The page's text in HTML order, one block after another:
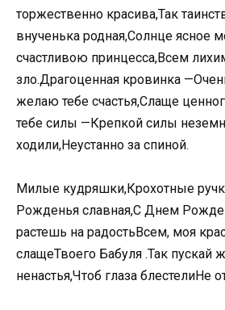
торжественно красива,Так
внученька родная,Солнце ясное
счастливою принцесса,Всем
зло.Драгоценная кровинка
желаю тебе счастья,Слаще
тебе силы —Крепкой силы
ходили,Неустанно за спиной.
Милые кудряшки,Крохотные
Рожденья славная,С Днем
растешь на радостьВсем, моя
слащеТвоего Бабуля .Так пускай
ненастья,Чтоб глаза блестелиНе